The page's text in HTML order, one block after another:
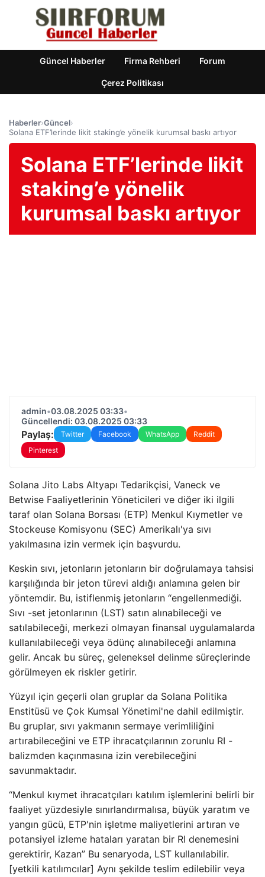
Güncel Haberler Firma Rehberi Forum
Çerez Politikası
Haberler›Güncel›
Solana ETF’lerinde likit staking’e yönelik kurumsal baskı artıyor
Solana ETF’lerinde likit
staking’e yönelik
kurumsal baskı artıyor
admin•03.08.2025 03:33•
Güncellendi: 03.08.2025 03:33
Paylaş: Twitter Facebook WhatsApp
Reddit
Pinterest
Solana Jito Labs Altyapı Tedarikçisi, Vaneck ve
Betwise Faaliyetlerinin Yöneticileri ve diğer iki ilgili
taraf olan Solana Borsası (ETP) Menkul Kıymetler ve
Stockeuse Komisyonu (SEC) Amerikalı'ya sıvı
yakılmasına izin vermek için başvurdu.
Keskin sıvı, jetonların jetonların bir doğrulamaya tahsisi
karşılığında bir jeton türevi aldığı anlamına gelen bir
yöntemdir. Bu, istiflenmiş jetonların “engellenmediği.
Sıvı -set jetonlarının (LST) satın alınabileceği ve
satılabileceği, merkezi olmayan finansal uygulamalarda
kullanılabileceği veya ödünç alınabileceği anlamına
gelir. Ancak bu süreç, geleneksel delinme süreçlerinde
görülmeyen ek riskler getirir.
Yüzyıl için geçerli olan gruplar da Solana Politika
Enstitüsü ve Çok Kumsal Yönetimi'ne dahil edilmiştir.
Bu gruplar, sıvı yakmanın sermaye verimliliğini
artırabileceğini ve ETP ihracatçılarının zorunlu RI -
balizmden kaçınmasına izin verebileceğini
savunmaktadır.
“Menkul kıymet ihracatçıları katılım işlemlerini belirli bir
faaliyet yüzdesiyle sınırlandırmalısa, büyük yaratım ve
yangın gücü, ETP'nin işletme maliyetlerini artıran ve
potansiyel izleme hataları yaratan bir RI denemesini
gerektirir, Kazan” Bu senaryoda, LST kullanılabilir.
[yetkili katılımcılar] Aynı şekilde teslim edilebilir veya